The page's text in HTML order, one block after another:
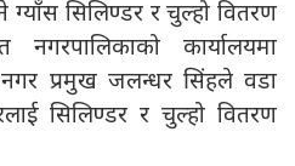
ग्याँस सिलिण्डर र चुल्हो वितरण
कार्यालयमा
प्रमुख जलन्धर सिंहले वडा
सिलिण्डर र चुल्हो वितरण